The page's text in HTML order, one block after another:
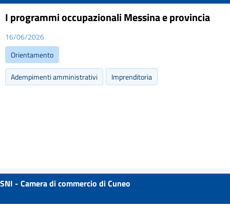
I programmi occupazionali Messina e provincia
16/06/2026
Orientamento
Adempimenti amministrativi Imprenditoria
SNI - Camera di commercio di Cuneo